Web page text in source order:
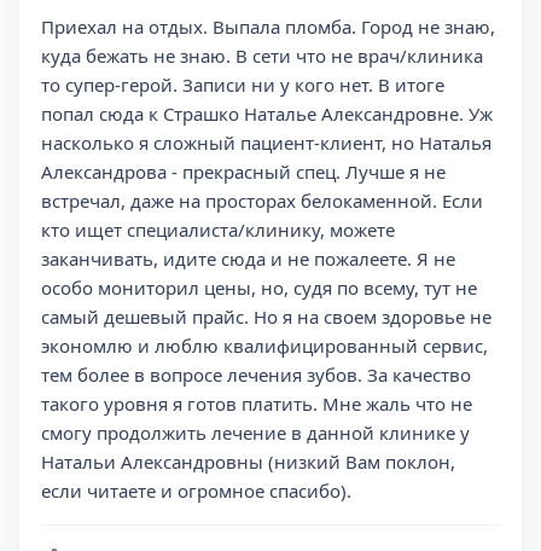
Приехал на отдых. Выпала пломба. Город не знаю,
куда бежать не знаю. В сети что не врач/клиника
то супер-герой. Записи ни у кого нет. В итоге
попал сюда к Страшко Наталье Александровне. Уж
насколько я сложный пациент-клиент, но Наталья
Александрова - прекрасный спец. Лучше я не
встречал, даже на просторах белокаменной. Если
кто ищет специалиста/клинику, можете
заканчивать, идите сюда и не пожалеете. Я не
особо мониторил цены, но, судя по всему, тут не
самый дешевый прайс. Но я на своем здоровье не
экономлю и люблю квалифицированный сервис,
тем более в вопросе лечения зубов. За качество
такого уровня я готов платить. Мне жаль что не
смогу продолжить лечение в данной клинике у
Натальи Александровны (низкий Вам поклон,
если читаете и огромное спасибо).